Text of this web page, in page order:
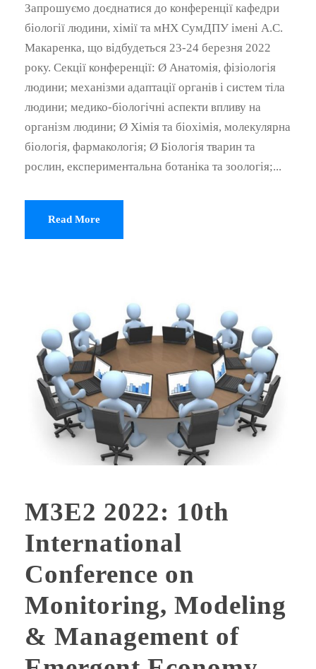
Запрошуємо доєднатися до конференції кафедри
біології людини, хімії та мНХ СумДПУ імені А.С.
Макаренка, що відбудеться 23-24 березня 2022
року. Секції конференції: Ø Анатомія, фізіологія
людини; механізми адаптації органів і систем тіла
людини; медико-біологічні аспекти впливу на
організм людини; Ø Хімія та біохімія, молекулярна
біологія, фармакологія; Ø Біологія тварин та
рослин, експериментальна ботаніка та зоологія;...
Read More
M3E2 2022: 10th
International
Conference on
Monitoring, Modeling
& Management of